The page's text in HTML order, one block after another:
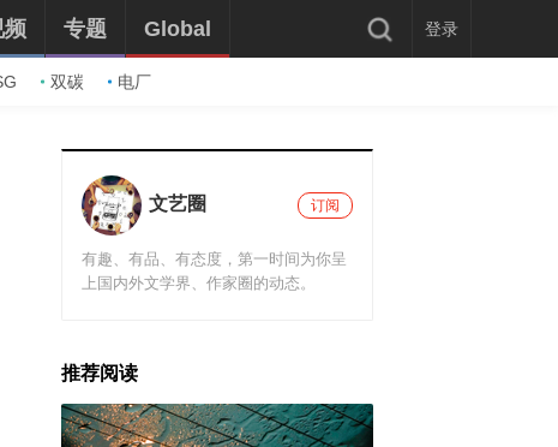
双碳 电厂
频 专题 Global 登录
文艺圈 订阅
有趣、有品、有态度，第一时间为你呈
上国内外文学界、作家圈的动态。
推荐阅读